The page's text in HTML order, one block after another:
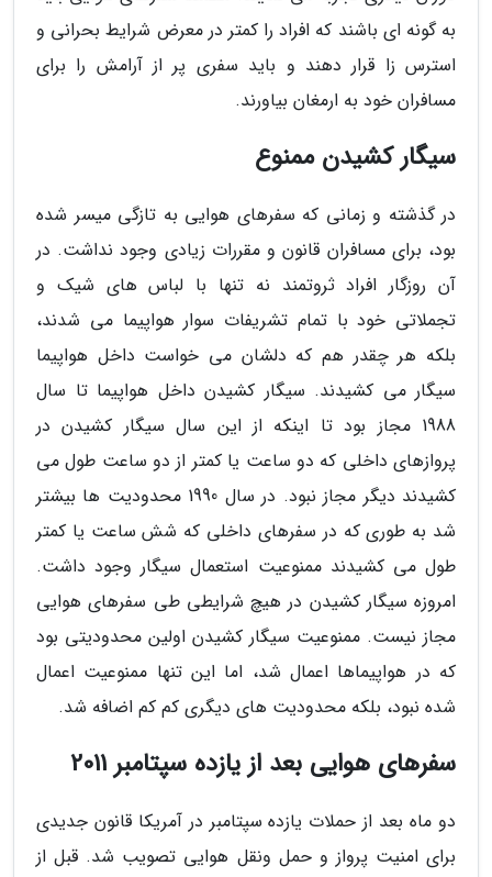
به گونه ای باشند که افراد را کمتر در معرض شرایط بحرانی و
استرس زا قرار دهند و باید سفری پر از آرامش را برای
مسافران خود به ارمغان بیاورند.
سیگار کشیدن ممنوع
در گذشته و زمانی که سفرهای هوایی به تازگی میسر شده
بود، برای مسافران قانون و مقررات زیادی وجود نداشت. در
آن روزگار افراد ثروتمند نه تنها با لباس های شیک و
تجملاتی خود با تمام تشریفات سوار هواپیما می شدند،
بلکه هر چقدر هم که دلشان می خواست داخل هواپیما
سیگار می کشیدند. سیگار کشیدن داخل هواپیما تا سال
1988 مجاز بود تا اینکه از این سال سیگار کشیدن در
پروازهای داخلی که دو ساعت یا کمتر از دو ساعت طول می
کشیدند دیگر مجاز نبود. در سال 1990 محدودیت ها بیشتر
شد به طوری که در سفرهای داخلی که شش ساعت یا کمتر
طول می کشیدند ممنوعیت استعمال سیگار وجود داشت.
امروزه سیگار کشیدن در هیچ شرایطی طی سفرهای هوایی
مجاز نیست. ممنوعیت سیگار کشیدن اولین محدودیتی بود
که در هواپیماها اعمال شد، اما این تنها ممنوعیت اعمال
شده نبود، بلکه محدودیت های دیگری کم کم اضافه شد.
سفرهای هوایی بعد از یازده سپتامبر 2011
دو ماه بعد از حملات یازده سپتامبر در آمریکا قانون جدیدی
برای امنیت پرواز و حمل ونقل هوایی تصویب شد. قبل از